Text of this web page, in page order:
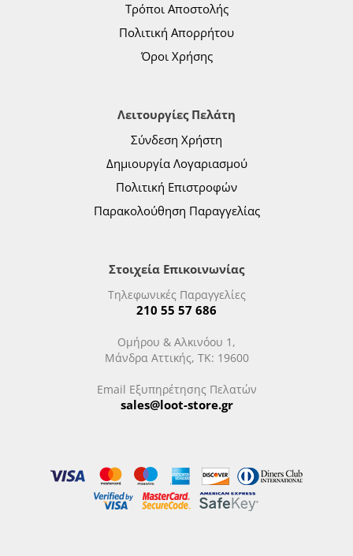
Τρόποι Αποστολής
Πολιτική Απορρήτου
Όροι Χρήσης
Λειτουργίες Πελάτη
Σύνδεση Χρήστη
Δημιουργία Λογαριασμού
Πολιτική Επιστροφών
Παρακολούθηση Παραγγελίας
Στοιχεία Επικοινωνίας
Τηλεφωνικές Παραγγελίες
210 55 57 686
Ομήρου & Αλκινόου 1,
Μάνδρα Αττικής, ΤΚ: 19600
Email Εξυπηρέτησης Πελατών
sales@loot-store.gr